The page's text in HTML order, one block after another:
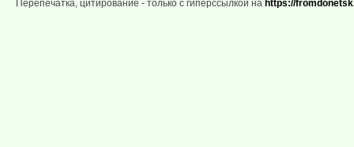
Перепечатка, цитирование - только с гиперссылкой на https://